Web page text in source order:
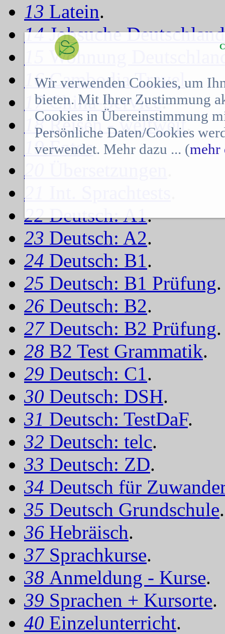
13 Latein.
14Jobsuche Deutschland
Wohnung
16Cambodia Travel.
17China-Service.
18Reisen - weltweit.
19Fotos.
20
21
22Deutsch: A1.
23 Deutsch: A2.
24 Deutsch: B1.
25 Deutsch: B1 Prüfung.
26 Deutsch: B2.
27 Deutsch: B2 Prüfung.
28 B2 Test Grammatik.
29 Deutsch: C1.
30 Deutsch: DSH.
31 Deutsch: TestDaF.
32 Deutsch: telc.
33 Deutsch: ZD.
34 Deutsch für
35 Deutsch Grundschule.
36 Hebräisch.
37 Sprachkurse.
38 Anmeldung - Kurse.
39 Sprachen + Kursorte.
40 Einzelunterricht.
Wir verwenden Cookies, um
bieten. Mit Ihrer Zustimmung
Cookies in Übereinstimmung
Persönliche Daten/Cookies
verwendet. Mehr dazu ... (mehr